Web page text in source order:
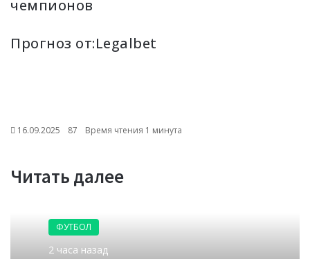
чемпионов
Прогноз от:Legalbet
16.09.2025 87 Время чтения 1 минута
Читать далее
ФУТБОЛ
2 часа назад